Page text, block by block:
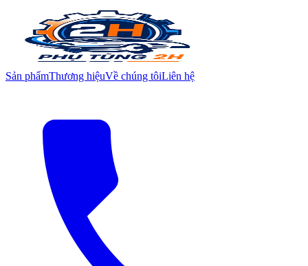
Sản phẩmThương hiệuVề chúng tôiLiên hệ